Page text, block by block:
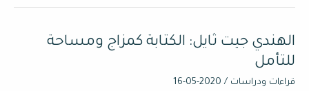
الهندي جيت ثايل: الكتابة كمزاج ومساحة
للتأمل
قراءات ودراسات /
2020-05-16
الهندي
جيت
ثايل: